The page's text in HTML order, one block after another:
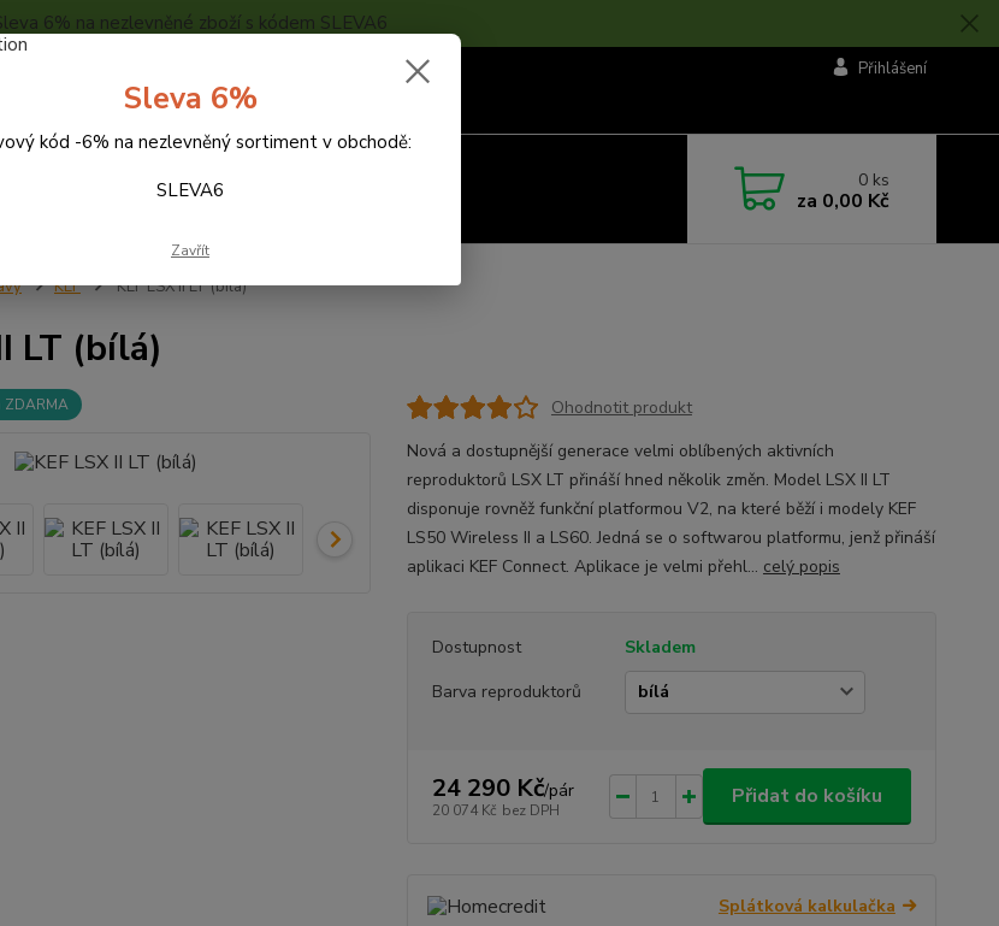
6% na nezlevněné zboží s kódem SLEVA6
Přihlášení
Hledat 0 ks
za 0,00 Kč
KEF KEF LSX II LT (bílá)
LT (bílá)
ZDARMA
Ohodnotit produkt
Nová a dostupnější generace velmi oblíbených aktivních
reproduktorů LSX LT přináší hned několik změn. Model LSX II LT
disponuje rovněž funkční platformou V2, na které běží i modely KEF
LS50 Wireless II a LS60. Jedná se o softwarou platformu, jenž přináší
aplikaci KEF Connect. Aplikace je velmi přehl... celý popis
Dostupnost
Skladem
Barva reproduktorů
24 290 Kč/pár
20 074 Kč bez DPH
Přidat do košíku
Splátková kalkulačka
Sleva 6%
kód -6% na nezlevněný sortiment v obchodě:
SLEVA6
Zavřít